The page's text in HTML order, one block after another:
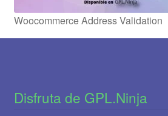
Woocommerce Address Validation
Disfruta de GPL.Ninja